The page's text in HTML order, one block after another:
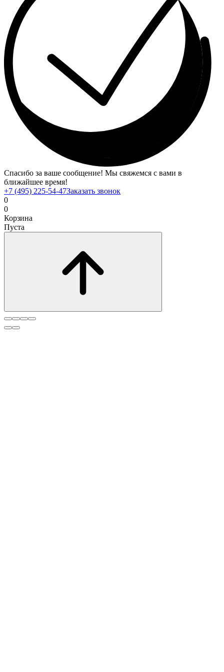
Спасибо за ваше сообщение! Мы свяжемся с вами в
ближайшее время!
+7 (495) 225-54-47Заказать звонок
0
0
Корзина
Пуста